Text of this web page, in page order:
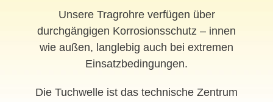
Unsere Tragrohre verfügen über
durchgängigen Korrosionsschutz – innen
wie außen, langlebig auch bei extremen
Einsatzbedingungen.
Die Tuchwelle ist das technische Zentrum